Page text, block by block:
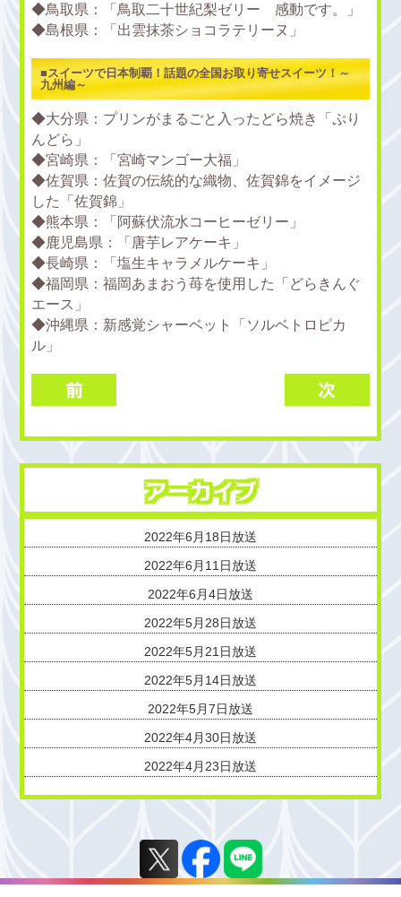
◆鳥取県：「鳥取二十世紀梨ゼリー 感動です。」
◆島根県：「出雲抹茶ショコラテリーヌ」
■スイーツで日本制覇！話題の全国お取り寄せスイーツ！～
九州編～
◆大分県：プリンがまるごと入ったどら焼き「ぷり
んどら」
◆宮崎県：「宮崎マンゴー大福」
◆佐賀県：佐賀の伝統的な織物、佐賀錦をイメージ
した「佐賀錦」
◆熊本県：「阿蘇伏流水コーヒーゼリー」
◆鹿児島県：「唐芋レアケーキ」
◆長崎県：「塩生キャラメルケーキ」
◆福岡県：福岡あまおう苺を使用した「どらきんぐ
エース」
◆沖縄県：新感覚シャーベット「ソルベトロピカ
ル」
前 次
アーカイブ
2022年6月18日放送
2022年6月11日放送
2022年6月4日放送
2022年5月28日放送
2022年5月21日放送
2022年5月14日放送
2022年5月7日放送
2022年4月30日放送
2022年4月23日放送
2022年4月16日放送
2022年4月2日放送
2022年3月27日放送